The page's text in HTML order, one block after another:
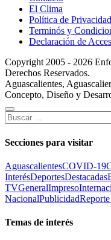
El Clima
Política de Privacidad
Terminós y
Declaración de
Copyright 2005 - 2026
Derechos Reservados.
Aguascalientes,
Concepto, Diseño y
Buscar:
Secciones para visitar
AguascalientesCOVID-19
InterésDeportesDestacadas
TVGeneralImpreso
NacionalPublicidadReporte
Temas de interés